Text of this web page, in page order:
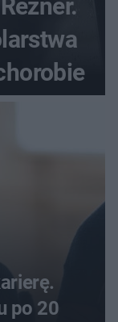
po 20